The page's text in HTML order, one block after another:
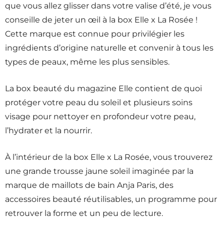
que vous allez glisser dans votre valise d’été, je vous
conseille de jeter un œil à la box Elle x La Rosée !
Cette marque est connue pour privilégier les
ingrédients d’origine naturelle et convenir à tous les
types de peaux, même les plus sensibles.
La box beauté du magazine Elle contient de quoi
protéger votre peau du soleil et plusieurs soins
visage pour nettoyer en profondeur votre peau,
l’hydrater et la nourrir.
À l’intérieur de la box Elle x La Rosée, vous trouverez
une grande trousse jaune soleil imaginée par la
marque de maillots de bain Anja Paris, des
accessoires beauté réutilisables, un programme pour
retrouver la forme et un peu de lecture.